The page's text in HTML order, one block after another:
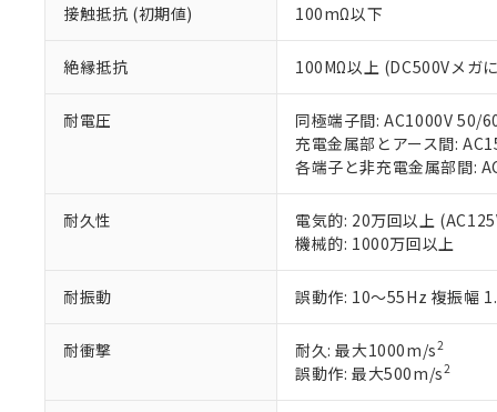
接触抵抗 (初期値) 100mΩ以下
絶縁抵抗 100MΩ以上 (DC500Vメガ
耐電圧
同極端子間: AC1000V 50/
充電金属部とアース間:
各端子と非充電金属部間:
耐久性
電気的: 20万回以上
機械的: 1000万回以上
耐振動 誤動作: 10～55Hz 複振幅
耐衝撃 耐久: 最大1000m/s2
誤動作: 最大500m/s2
オムロン制
在庫状況お
す。
マイパーツ
ている必要
お客様が当
さい。
※当社の共同
いる法人を指
※2 対応予定月
部品在庫の切り替
※3 非含有証明
下記の非含有証明
※本証明書は発行
また、RoHS指令
混在することから
既に当社にて対応
り割愛しておりま
※2 環境保護使用
「ｅ」：有害物質
「10」：通常の使
味します。
「－」：未確認で
たしません。
－
在庫な
空
白
受注生